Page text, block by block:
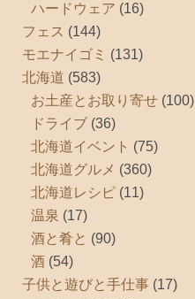
ハードウェア (16)
フェス (144)
モエナイゴミ (131)
北海道 (583)
お土産とお取り寄せ (100)
ドライブ (36)
北海道イベント (75)
北海道グルメ (360)
北海道レシピ (11)
温泉 (17)
酒と肴と (90)
酒 (54)
子供と遊びと手仕事 (17)